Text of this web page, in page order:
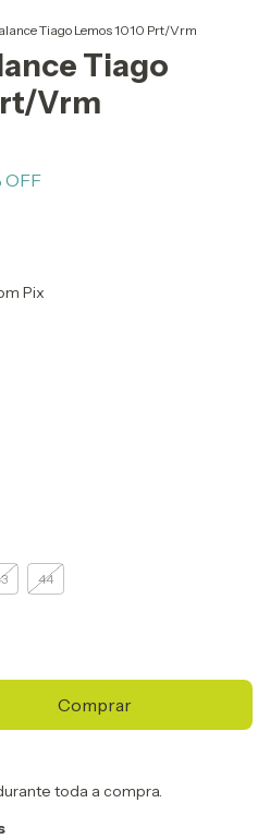
Tiago Lemos 1010 Prt/Vrm
Tiago
Vrm
OFF
Pix
44
toda a compra.